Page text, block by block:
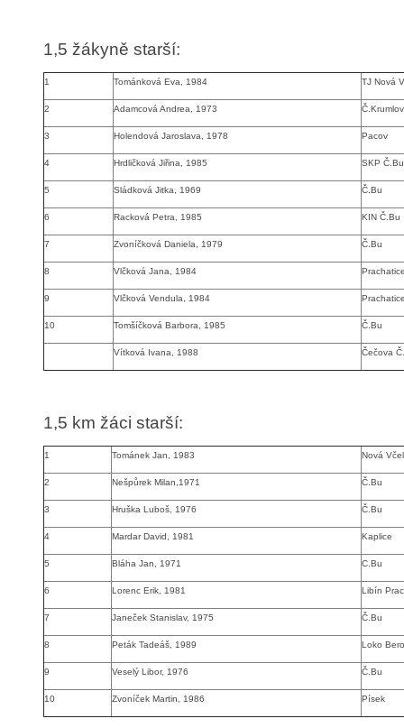
1,5 žákyně starší:
1 Tománková Eva, 1984 TJ Nová
2 Adamcová Andrea, 1973 Č.Krumlov
3 Holendová Jaroslava, 1978 Pacov
4 Hrdličková Jiřina, 1985 SKP Č.Bu
5 Sládková Jitka, 1969 Č.Bu
6 Racková Petra, 1985 KIN Č.Bu
7 Zvoníčková Daniela, 1979 Č.Bu
8 Vlčková Jana, 1984
9 Vlčková Vendula, 1984
10 Tomšíčková Barbora, 1985 Č.Bu
Vítková Ivana, 1988 Čečova
1,5 km žáci starší:
1 Tománek Jan, 1983 Nová
2 Nešpůrek Milan,1971 Č.Bu
3 Hruška Luboš, 1976 Č.Bu
4 Mardar David, 1981 Kaplice
5 Bláha Jan, 1971 C.Bu
6 Lorenc Erik, 1981 Libín
7 Janeček Stanislav, 1975 Č.Bu
8 Peták Tadeáš, 1989 Loko
9 Veselý Libor, 1976 Č.Bu
10 Zvoníček Martin, 1986 Písek